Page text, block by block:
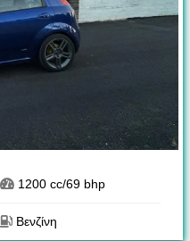
1200 cc/69 bhp
Βενζίνη